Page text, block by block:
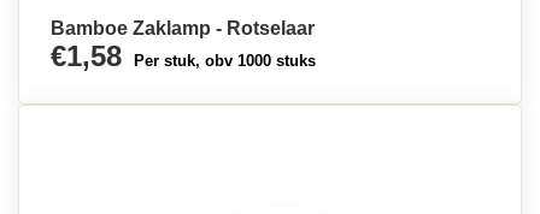
Bamboe Zaklamp - Rotselaar
€1,58 Per stuk, obv 1000 stuks